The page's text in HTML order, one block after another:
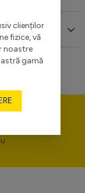
clienților
fizice, vă
noastre
gamă